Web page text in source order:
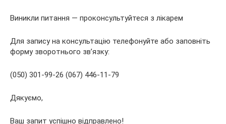
Виникли питання — проконсультуйтеся з лікарем
Для запису на консультацію телефонуйте або заповніть
форму зворотнього зв’язку:
(050) 301-99-26 (067) 446-11-79
Дякуємо,
Ваш запит успішно відправлено!